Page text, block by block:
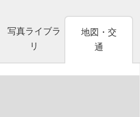
写真ライブラ
リ
地図・交
通